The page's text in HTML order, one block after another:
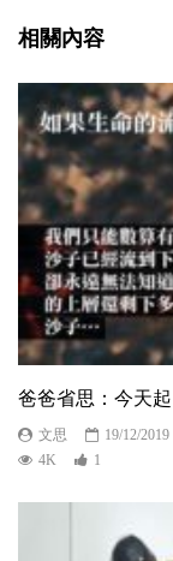
相關內容
爸爸省思：今天
文思
19/12/2019
4K
1